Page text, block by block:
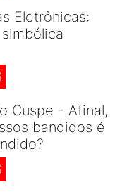
Eletrônicas:
Cuspe - Afinal,
bandidos é